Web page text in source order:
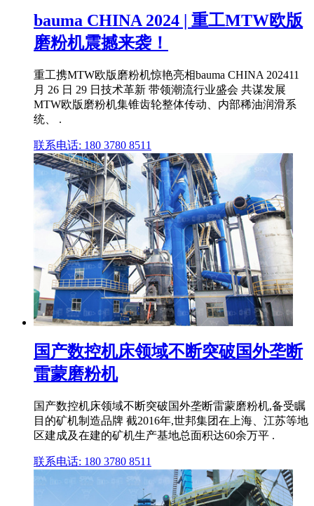
bauma CHINA 2024 | 重工MTW欧版
磨粉机震撼来袭！
重工携MTW欧版磨粉机惊艳亮相bauma CHINA 202411
月 26 日 29 日技术革新 带领潮流行业盛会 共谋发展
MTW欧版磨粉机集锥齿轮整体传动、内部稀油润滑系
统、 .
联系电话: 180 3780 8511
国产数控机床领域不断突破国外垄断
雷蒙磨粉机
国产数控机床领域不断突破国外垄断雷蒙磨粉机,备受瞩
目的矿机制造品牌 截2016年,世邦集团在上海、江苏等地
区建成及在建的矿机生产基地总面积达60余万平 .
联系电话: 180 3780 8511